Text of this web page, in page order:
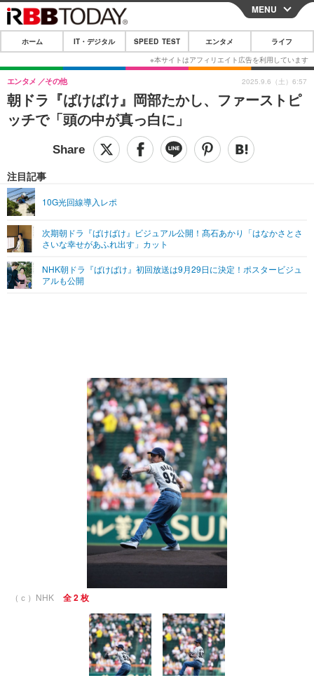
CLOSE
ホーム
IT・デジタル
IT・デジタルTOP スマートフォン
ネタ
ショッピング その他
SPEED TEST
エンタメTOP 映画・ドラマ
グラビア
ショッピング その他
ライフTOP
その他
リリース一覧
プッシュ通知の停止方法
MENU
ホーム IT・デジタル SPEED TEST エンタメ ライフ
朝ドラ『ばけばけ』岡部たかし、ファーストピ
ッチで「頭の中が真っ白に」
エンタメ その他
注目記事
10G光回線導入レポ
次期朝ドラ『ばけばけ』ビジュアル公開！髙石あかり「はなかさとさ
さいな幸せがあふれ出す」カット
NHK朝ドラ『ばけばけ』初回放送は9月29日に決定！ポスタービジュ
アルも公開
2025.9.6（土）6:57
（ｃ）NHK 全 2 枚